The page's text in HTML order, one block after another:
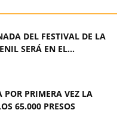
DEL FESTIVAL DE LA
SERÁ EN EL...
POR PRIMERA VEZ LA
65.000 PRESOS